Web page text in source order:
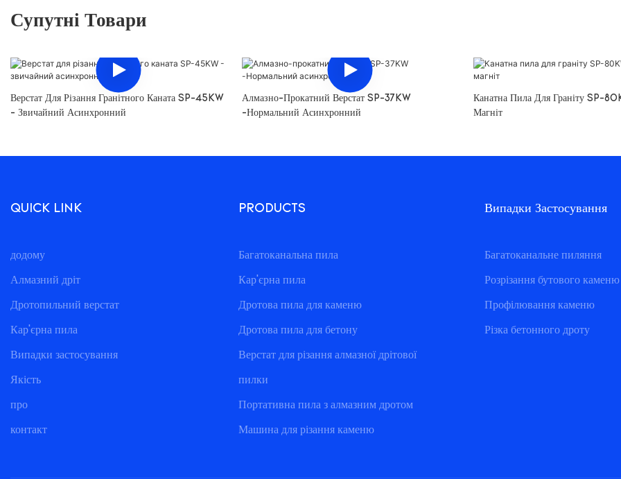
Супутні Товари
Верстат Для Різання Гранітного Каната SP-45KW
- Звичайний Асинхронний
Алмазно-Прокатний Верстат SP-37KW
-Нормальний Асинхронний
Канатна Пила Для Граніту SP-
Магніт
QUICK LINK
додому
Алмазний дріт
Дротопильний верстат
Кар'єрна пила
Випадки застосування
Якість
про
контакт
PRODUCTS
Багатоканальна пила
Кар'єрна пила
Дротова пила для каменю
Дротова пила для бетону
Верстат для різання алмазної дрітової
пилки
Портативна пила з алмазним дротом
Машина для різання каменю
Випадки Застосування
Багатоканальне пиляння
Розрізання бутового каменю
Профілювання каменю
Різка бетонного дроту